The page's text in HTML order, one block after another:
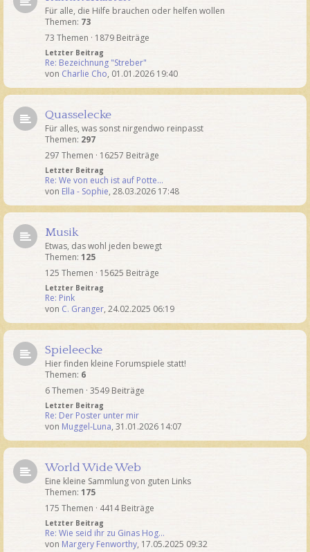
Für alle, die Hilfe brauchen oder helfen wollen
Themen: 73
73 Themen · 1879 Beiträge
Letzter Beitrag
Re: Bezeichnung "Streber"
von Charlie Cho, 01.01.2026 19:40
Quasselecke
Für alles, was sonst nirgendwo reinpasst
Themen: 297
297 Themen · 16257 Beiträge
Letzter Beitrag
Re: We von euch ist auf Potte…
von Ella - Sophie, 28.03.2026 17:48
Musik
Etwas, das wohl jeden bewegt
Themen: 125
125 Themen · 15625 Beiträge
Letzter Beitrag
Re: Pink
von C. Granger, 24.02.2025 06:19
Spieleecke
Hier finden kleine Forumspiele statt!
Themen: 6
6 Themen · 3549 Beiträge
Letzter Beitrag
Re: Der Poster unter mir
von Muggel-Luna, 31.01.2026 14:07
World Wide Web
Eine kleine Sammlung von guten Links
Themen: 175
175 Themen · 4414 Beiträge
Letzter Beitrag
Re: Wie seid ihr zu Ginas Hog…
von Margery Fenworthy, 17.05.2025 09:32